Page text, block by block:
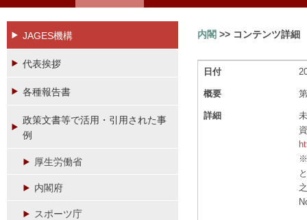
JAGES機構
代表挨拶
各種報告書
政策文書等で活用・引用された事
例
厚生労働省
内閣府
スポーツ庁
内閣 >> コンテンツ詳細
日付
概要
詳細
※